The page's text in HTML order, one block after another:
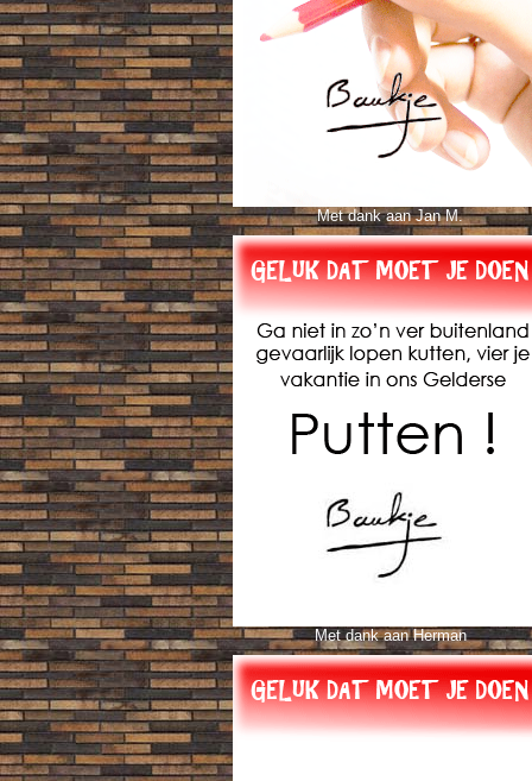
Met dank aan Jan M.
Met dank aan Herman